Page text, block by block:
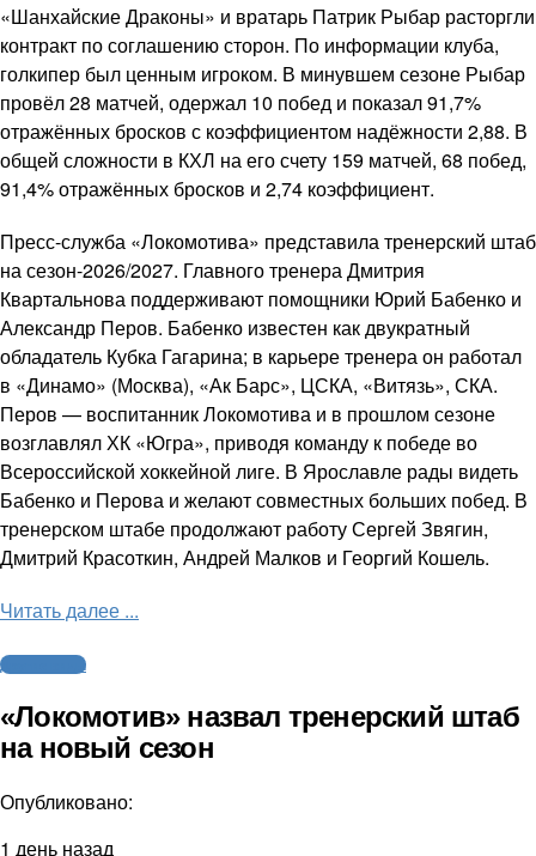
«Шанхайские Драконы» и вратарь Патрик Рыбар расторгли
контракт по соглашению сторон. По информации клуба,
голкипер был ценным игроком. В минувшем сезоне Рыбар
провёл 28 матчей, одержал 10 побед и показал 91,7%
отражённых бросков с коэффициентом надёжности 2,88. В
общей сложности в КХЛ на его счету 159 матчей, 68 побед,
91,4% отражённых бросков и 2,74 коэффициент.
Пресс-служба «Локомотива» представила тренерский штаб
на сезон-2026/2027. Главного тренера Дмитрия
Квартальнова поддерживают помощники Юрий Бабенко и
Александр Перов. Бабенко известен как двукратный
обладатель Кубка Гагарина; в карьере тренера он работал
в «Динамо» (Москва), «Ак Барс», ЦСКА, «Витязь», СКА.
Перов — воспитанник Локомотива и в прошлом сезоне
возглавлял ХК «Югра», приводя команду к победе во
Всероссийской хоккейной лиге. В Ярославле рады видеть
Бабенко и Перова и желают совместных больших побед. В
тренерском штабе продолжают работу Сергей Звягин,
Дмитрий Красоткин, Андрей Малков и Георгий Кошель.
Читать далее ...
Другие виды
«Локомотив» назвал тренерский штаб
на новый сезон
Опубликовано:
1 день назад